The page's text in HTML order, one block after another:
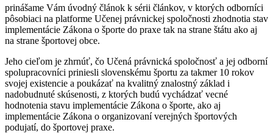
prinášame Vám úvodný článok k sérii článkov, v ktorých odborníci
pôsobiaci na platforme Učenej právnickej spoločnosti zhodnotia stav
implementácie Zákona o športe do praxe tak na strane štátu ako aj
na strane športovej obce.
Jeho cieľom je zhrnúť, čo Učená právnická spoločnosť a jej odborní
spolupracovníci priniesli slovenskému športu za takmer 10 rokov
svojej existencie a poukázať na kvalitný znalostný základ i
nadobudnuté skúsenosti, z ktorých budú vychádzať vecné
hodnotenia stavu implementácie Zákona o športe, ako aj
implementácie Zákona o organizovaní verejných športových
podujatí, do športovej praxe.